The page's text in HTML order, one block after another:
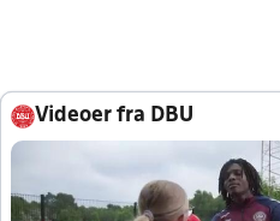
Videoer fra DBU